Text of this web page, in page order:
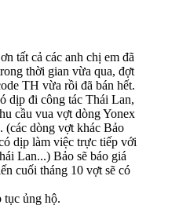
tất cả các anh chị em đã
thời gian vừa qua, đợt
TH vừa rồi đã bán hết.
dịp đi công tác Thái Lan,
cầu vua vợt dòng Yonex
(các dòng vợt khác Bảo
dịp làm việc trực tiếp với
Lan...) Bảo sẽ báo giá
cuối tháng 10 vợt sẽ có
ủng hộ.